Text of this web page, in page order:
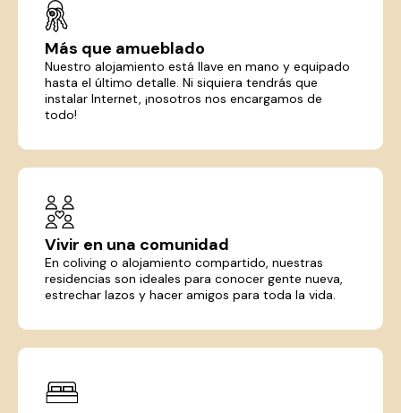
Más que amueblado
Nuestro alojamiento está llave en mano y equipado
hasta el último detalle. Ni siquiera tendrás que
instalar Internet, ¡nosotros nos encargamos de
todo!
Vivir en una comunidad
En coliving o alojamiento compartido, nuestras
residencias son ideales para conocer gente nueva,
estrechar lazos y hacer amigos para toda la vida.